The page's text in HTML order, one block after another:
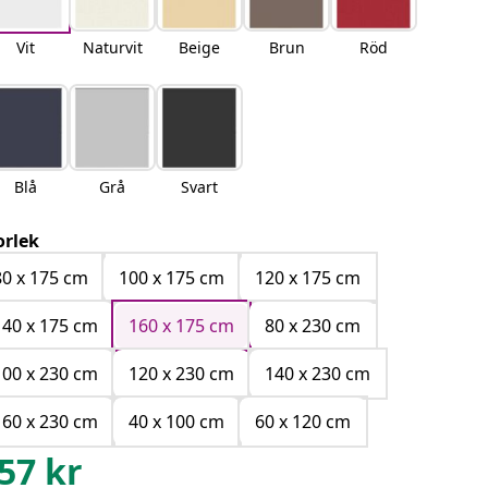
Vit Naturvit Beige Brun Röd
Blå Grå Svart
x 175 cm
100 x 175 cm
120 x 175 cm
x 175 cm
160 x 175 cm
80 x 230 cm
x 230 cm
120 x 230 cm
140 x 230 cm
x 230 cm
40 x 100 cm 60 x 120 cm
kr